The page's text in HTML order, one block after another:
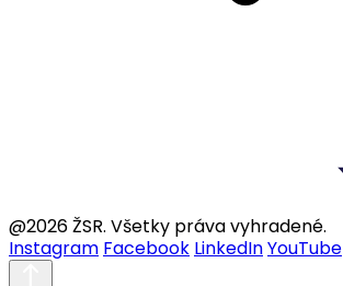
@2026 ŽSR. Všetky práva vyhradené.
Instagram Facebook LinkedInYouTube